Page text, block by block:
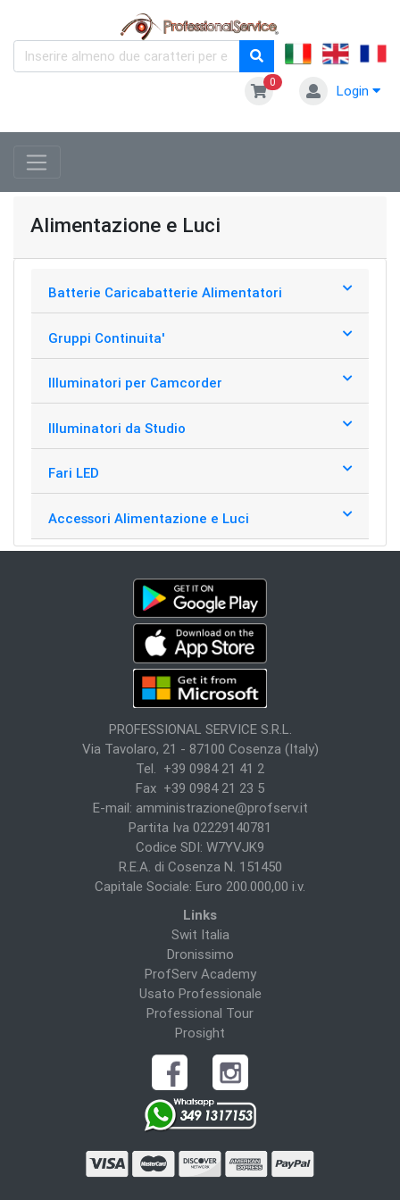
0
Login
Alimentazione e Luci
Batterie Caricabatterie Alimentatori
Gruppi Continuita'
Illuminatori per Camcorder
Illuminatori da Studio
Fari LED
Accessori Alimentazione e Luci
PROFESSIONAL SERVICE S.R.L.
Via Tavolaro, 21 - 87100 Cosenza (Italy)
Tel. +39 0984 21 41 2
Fax +39 0984 21 23 5
E-mail: amministrazione@profserv.it
Partita Iva 02229140781
Codice SDI: W7YVJK9
R.E.A. di Cosenza N. 151450
Capitale Sociale: Euro 200.000,00 i.v.
Links
Swit Italia
Dronissimo
ProfServ Academy
Usato Professionale
Professional Tour
Prosight